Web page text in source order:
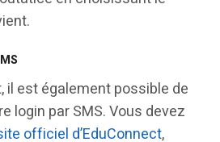
il est également possible de
login par SMS. Vous devez
officiel d’EduConnect,